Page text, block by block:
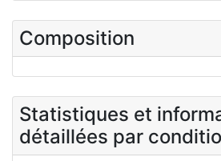
Composition
Statistiques et
détaillées par